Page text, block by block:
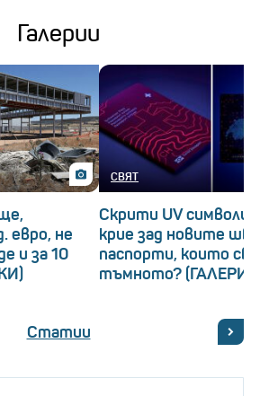
Галерии
евро, не
и за 10
СВЯТ
Скрити UV символи:
крие зад новите
паспорти, които
тъмното?
Статии